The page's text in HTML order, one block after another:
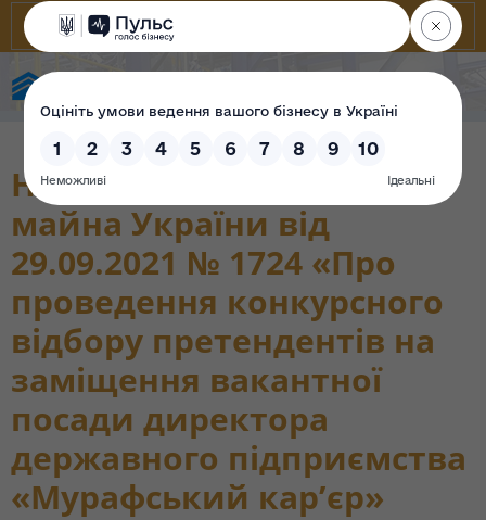
Наказ Фонду державного
майна України від
29.09.2021 № 1724 «Про
проведення конкурсного
відбору претендентів на
заміщення вакантної
посади директора
державного підприємства
«Мурафський кар’єр»